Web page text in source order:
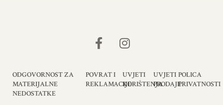
ODGOVORNOST ZA
MATERIJALNE
NEDOSTATKE
POVRAT I
REKLAMACIJE
UVJETI
KORIŠTENJA
UVJETI
PRODAJE
POLICA
PRIVATNOSTI